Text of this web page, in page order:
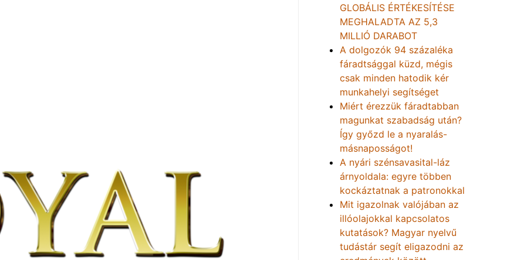
GLOBÁLIS ÉRTÉKESÍTÉSE
MEGHALADTA AZ 5,3
MILLIÓ DARABOT
A dolgozók 94 százaléka
fáradtsággal küzd, mégis
csak minden hatodik kér
munkahelyi segítséget
Miért érezzük fáradtabban
magunkat szabadság után?
Így győzd le a nyaralás-
másnaposságot!
A nyári szénsavasital-láz
árnyoldala: egyre többen
kockáztatnak a patronokkal
Mit igazolnak valójában az
illóolajokkal kapcsolatos
kutatások? Magyar nyelvű
tudástár segít eligazodni az